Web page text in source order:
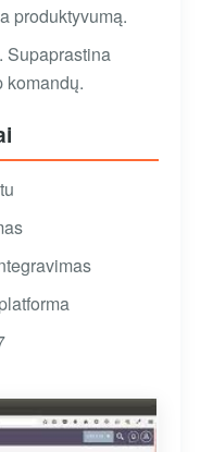
produktyvumą.
Supaprastina
komandų.